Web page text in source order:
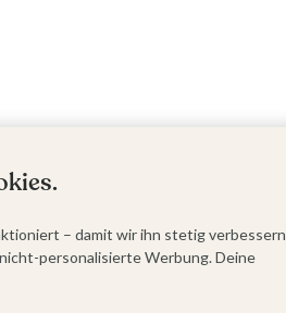
– damit wir ihn stetig verbessern
personalisierte Werbung. Deine